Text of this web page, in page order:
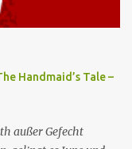
ihrem Buch „Der
gilt und einen
June nutzt die
sprechen, ...
Handmaid’s Tale –
außer Gefecht